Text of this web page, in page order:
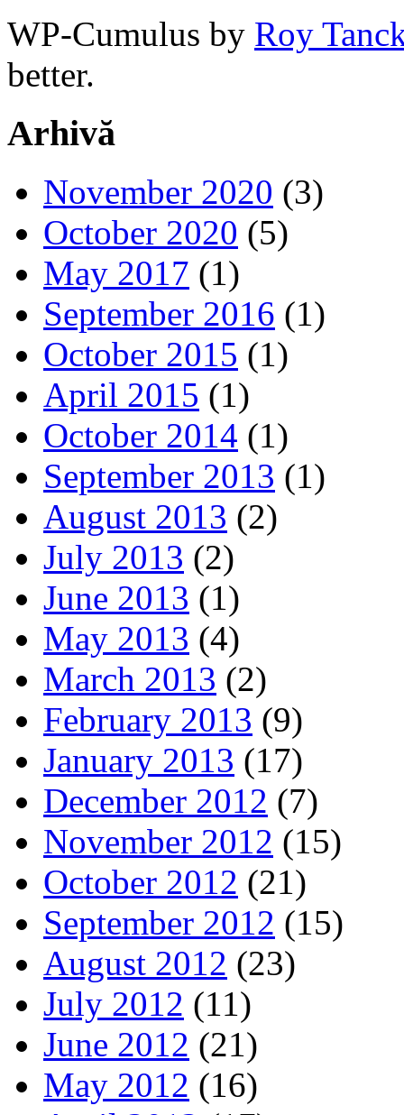
WP-Cumulus by Roy
better.
Arhivă
November 2020 (3)
October 2020 (5)
May 2017 (1)
September 2016 (1)
October 2015 (1)
April 2015 (1)
October 2014 (1)
September 2013 (1)
August 2013 (2)
July 2013 (2)
June 2013 (1)
May 2013 (4)
March 2013 (2)
February 2013 (9)
January 2013 (17)
December 2012 (7)
November 2012 (15)
October 2012 (21)
September 2012 (15)
August 2012 (23)
July 2012 (11)
June 2012 (21)
May 2012 (16)